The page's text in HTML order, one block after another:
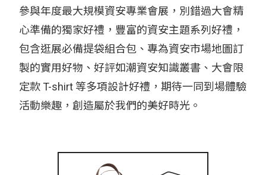
參與年度最大規模資安專業會展，別錯過大會精
心準備的獨家好禮，豐富的資安主題系列好禮，
包含逛展必備提袋組合包、專為資安市場地圖訂
製的實用好物、好評如潮資安知識叢書、大會限
定款 T-shirt 等多項設計好禮，期待一同到場體驗
活動樂趣，創造屬於我們的美好時光。